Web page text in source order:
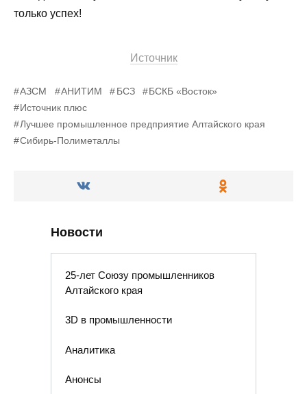
только успех!
Источник
АЗСМ АНИТИМ БСЗ
БСКБ «Восток»
Источник плюс
Лучшее промышленное предприятие Алтайского края
Сибирь-Полиметаллы
Новости
25-лет Союзу промышленников
Алтайского края
3D в промышленности
Аналитика
Анонсы